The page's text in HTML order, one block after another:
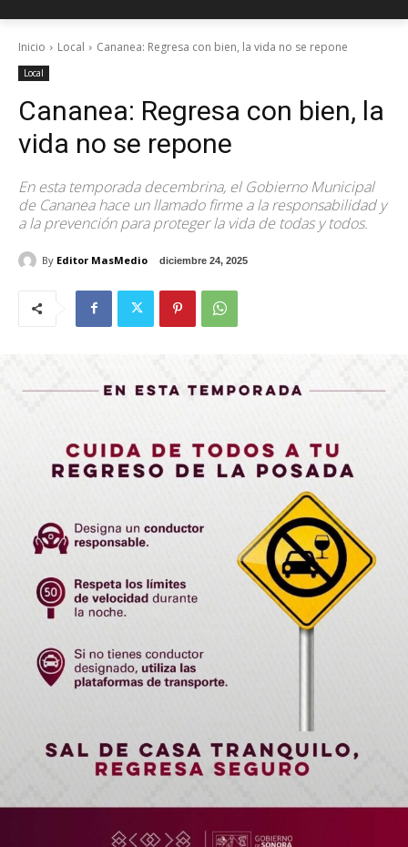
Inicio Local Cananea: Regresa con bien, la vida no se repone
Local
Cananea: Regresa con bien, la
vida no se repone
En esta temporada decembrina, el Gobierno Municipal
de Cananea hace un llamado firme a la responsabilidad y
a la prevención para proteger la vida de todas y todos.
By Editor MasMedio diciembre 24, 2025